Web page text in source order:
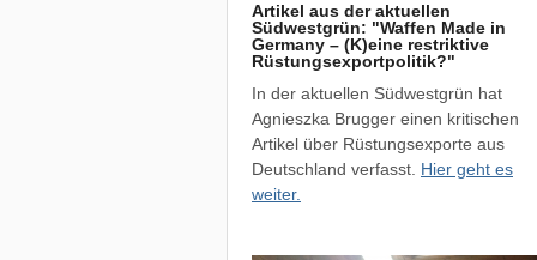
Artikel aus der aktuellen
Südwestgrün: "Waffen Made in
Germany – (K)eine restriktive
Rüstungsexportpolitik?"
In der aktuellen Südwestgrün hat
Agnieszka Brugger einen kritischen
Artikel über Rüstungsexporte aus
Deutschland verfasst. Hier geht es
weiter.